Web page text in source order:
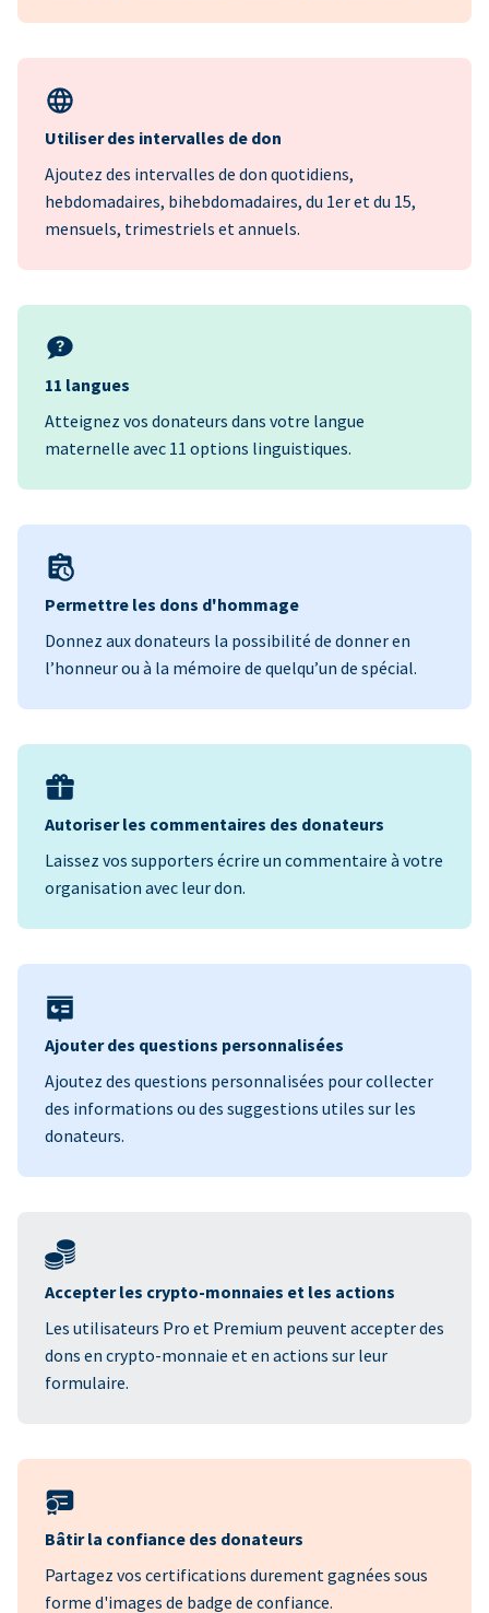
Utiliser des intervalles de don
Ajoutez des intervalles de don quotidiens,
hebdomadaires, bihebdomadaires, du 1er et du 15,
mensuels, trimestriels et annuels.
11 langues
Atteignez vos donateurs dans votre langue
maternelle avec 11 options linguistiques.
Permettre les dons d'hommage
Donnez aux donateurs la possibilité de donner en
l’honneur ou à la mémoire de quelqu’un de spécial.
Autoriser les commentaires des donateurs
Laissez vos supporters écrire un commentaire à votre
organisation avec leur don.
Ajouter des questions personnalisées
Ajoutez des questions personnalisées pour collecter
des informations ou des suggestions utiles sur les
donateurs.
Accepter les crypto-monnaies et les actions
Les utilisateurs Pro et Premium peuvent accepter des
dons en crypto-monnaie et en actions sur leur
formulaire.
Bâtir la confiance des donateurs
Partagez vos certifications durement gagnées sous
forme d'images de badge de confiance.